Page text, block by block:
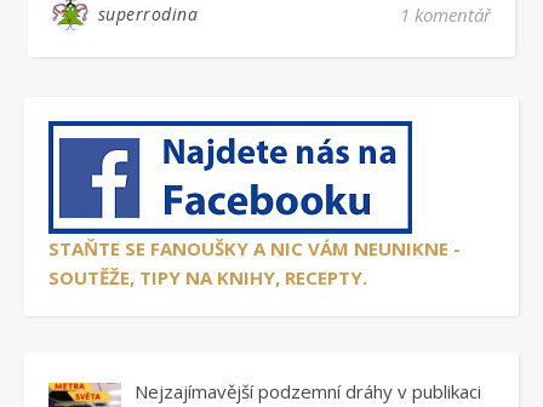
superrodina 1 komentář
STAŇTE SE FANOUŠKY A NIC VÁM NEUNIKNE -
SOUTĚŽE, TIPY NA KNIHY, RECEPTY.
Nejzajímavější podzemní dráhy v publikaci